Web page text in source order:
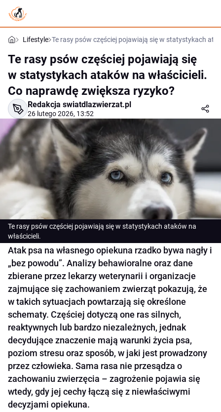
Lifestyle Te rasy psów częściej pojawiają się w statystykach
Te rasy psów częściej pojawiają się
w statystykach ataków na właścicieli.
Co naprawdę zwiększa ryzyko?
Redakcja swiatdlazwierzat.pl
26 lutego 2026, 13:52
Te rasy psów częściej pojawiają się w statystykach ataków na
właścicieli.
Atak psa na własnego opiekuna rzadko bywa nagły i
„bez powodu”. Analizy behawioralne oraz dane
zbierane przez lekarzy weterynarii i organizacje
zajmujące się zachowaniem zwierząt pokazują, że
w takich sytuacjach powtarzają się określone
schematy. Częściej dotyczą one ras silnych,
reaktywnych lub bardzo niezależnych, jednak
decydujące znaczenie mają warunki życia psa,
poziom stresu oraz sposób, w jaki jest prowadzony
przez człowieka. Sama rasa nie przesądza o
zachowaniu zwierzęcia – zagrożenie pojawia się
wtedy, gdy jej cechy łączą się z niewłaściwymi
decyzjami opiekuna.